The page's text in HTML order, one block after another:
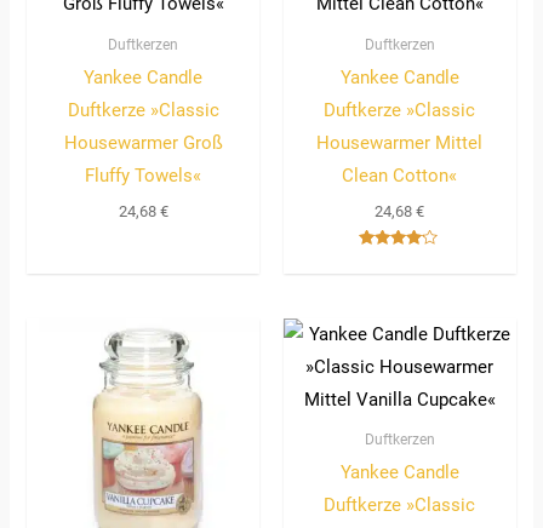
Duftkerzen
Yankee Candle
Duftkerze »Classic
Housewarmer Groß
Fluffy Towels«
24,68 €
Duftkerzen
Yankee Candle
Duftkerze »Classic
Housewarmer Mittel
Clean Cotton«
24,68€
Duftkerzen
Yankee Candle
Duftkerze »Classic